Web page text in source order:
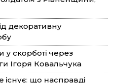
декоративну
у скорботі через
Ігоря Ковальчука
існує: що насправді